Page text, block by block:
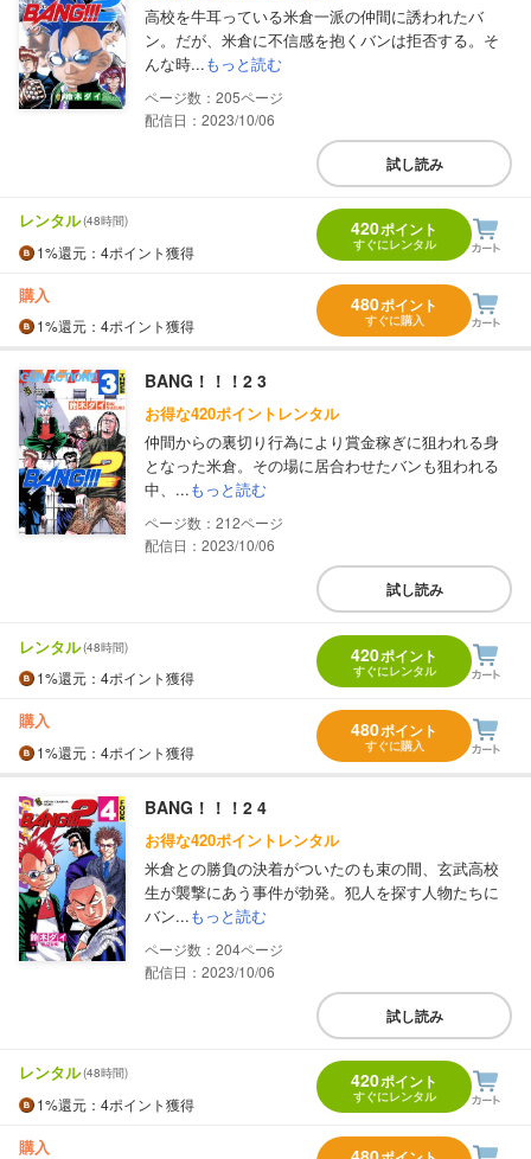
高校を牛耳っている米倉一派の仲間に誘われたバ
ン。だが、米倉に不信感を抱くバンは拒否する。そ
んな時...もっと読む
205
配信日：2023/10/06
試し読み
レンタル(48時間)
1%還元 ：4ポイント獲得
420ポイント
すぐにレンタル
購入
1%還元 ：4ポイント獲得
480ポイント
すぐに購入
BANG！！！2 3
お得な420ポイントレンタル
仲間からの裏切り行為により賞金稼ぎに狙われる身
となった米倉。その場に居合わせたバンも狙われる
中、...もっと読む
212
配信日：2023/10/06
試し読み
レンタル(48時間)
1%還元 ：4ポイント獲得
420ポイント
すぐにレンタル
購入
1%還元 ：4ポイント獲得
480ポイント
すぐに購入
BANG！！！2 4
お得な420ポイントレンタル
米倉との勝負の決着がついたのも束の間、玄武高校
生が襲撃にあう事件が勃発。犯人を探す人物たちに
バン...もっと読む
204
配信日：2023/10/06
試し読み
レンタル(48時間)
1%還元 ：4ポイント獲得
420ポイント
すぐにレンタル
購入